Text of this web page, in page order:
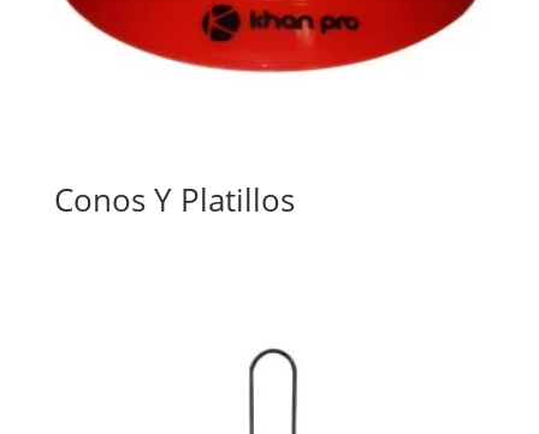
Conos Y Platillos